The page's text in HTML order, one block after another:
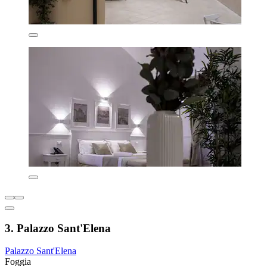
3. Palazzo Sant'Elena
Palazzo Sant'Elena
Foggia